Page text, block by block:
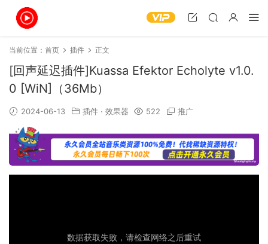
当前位置： 首页 插件 正文
[回声延迟插件]Kuassa Efektor Echolyte v1.0.
0 [WiN]（36Mb）
2024-06-13 插件 · 效果器 522 推广